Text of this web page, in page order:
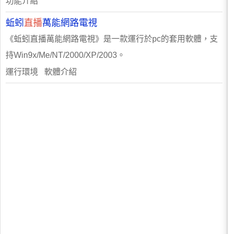
蚯蚓 直播萬能網路電視
《蚯蚓直播萬能網路電視》是一款運行於pc的套用軟體，支
持Win9x/Me/NT/2000/XP/2003。
運行環境 軟體介紹